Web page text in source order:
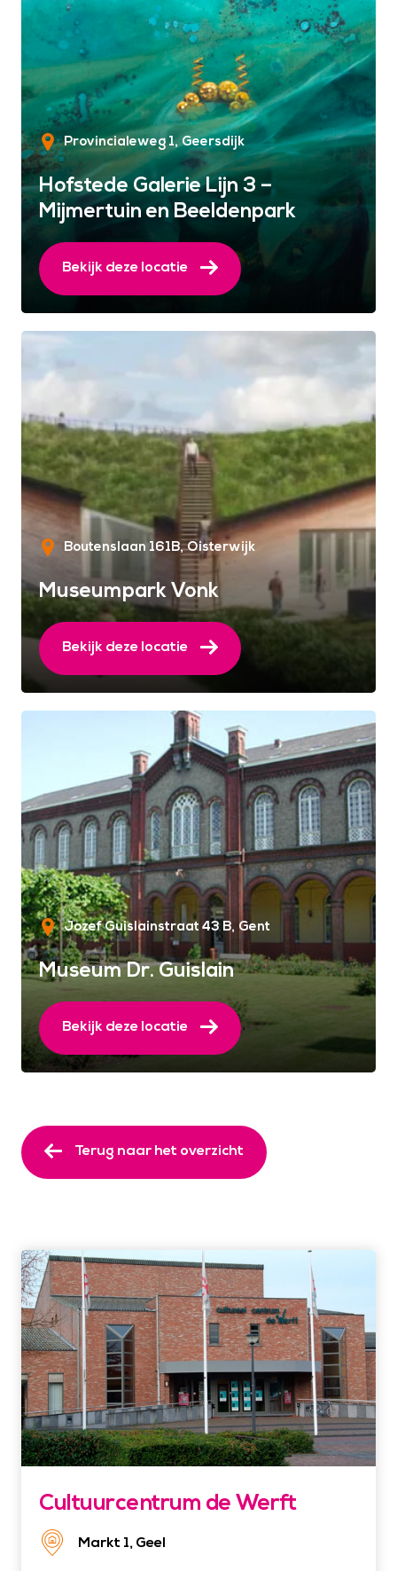
Provincialeweg 1 Geersdijk
Hofstede Galerie Lijn 3 –
Mijmertuin en Beeldenpark
Bekijk deze locatie
Boutenslaan 161B Oisterwijk
Museumpark Vonk
Bekijk deze locatie
Jozef Guislainstraat 43 B Gent
Museum Dr. Guislain
Bekijk deze locatie
Terug naar het overzicht
Cultuurcentrum de Werft
Markt 1, Geel